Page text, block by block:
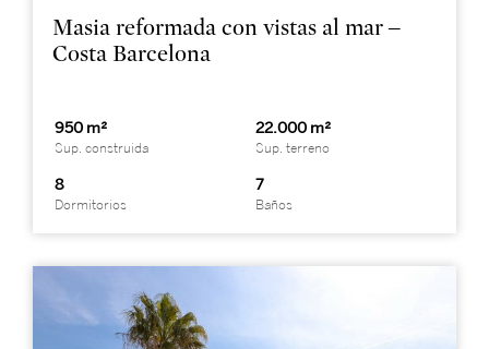
Masia reformada con vistas al mar –
Costa Barcelona
950 m²
Sup. construida
22.000 m²
Sup. terreno
8
Dormitorios
7
Baños